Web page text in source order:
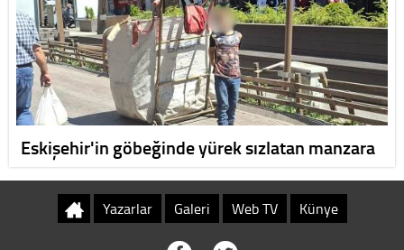
Eskişehir'in göbeğinde yürek sızlatan manzara
Yazarlar Galeri Web TV Künye